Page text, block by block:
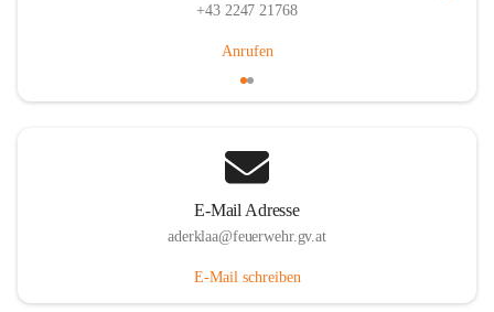
+43 2247 21768
Anrufen
E-Mail Adresse
aderklaa@feuerwehr.gv.at
E-Mail schreiben